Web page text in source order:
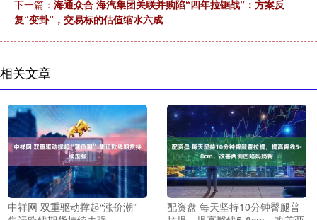
下一篇： 海通众合 海汽集团关联并购陷“四年拉锯战”：方案反
复“变卦”，交易标的估值缩水六成
相关文章
中祥网 双重驱动撑起“涨价潮”
配资盘 每天坚持10分钟臀腿普